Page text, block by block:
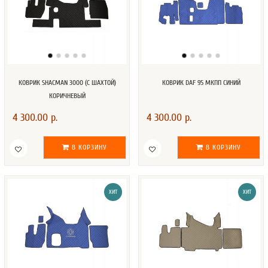
КОВРИК SHACMAN 3000 (С ШАХТОЙ)
КОРИЧНЕВЫЙ
4 300.00 р.
В КОРЗИНУ
КОВРИК DAF 95 МКПП СИНИЙ
4 300.00 р.
В КОРЗИНУ
ХИТ ХИТ